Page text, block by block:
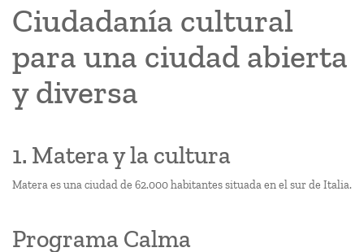
Ciudadanía cultural
para una ciudad abierta
y diversa
1. Matera y la cultura
Matera es una ciudad de 62.000 habitantes situada en el sur de Italia.
Programa Calma